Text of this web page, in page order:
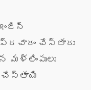
ప్రచారం చేస్తారు
చేస్తాయి